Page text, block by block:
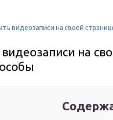
видеозаписи на своей
на